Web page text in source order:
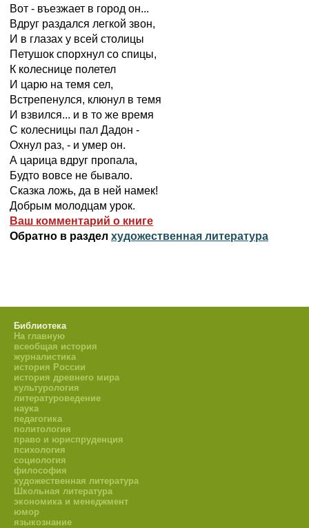
Вот - въезжает в город он...
Вдруг раздался легкой звон,
И в глазах у всей столицы
Петушок спорхнул со спицы,
К колеснице полетел
И царю на темя сел,
Встрепенулся, клюнул в темя
И взвился... и в то же время
С колесницы пал Дадон -
Охнул раз, - и умер он.
А царица вдруг пропала,
Будто вовсе не бывало.
Сказка ложь, да в ней намек!
Добрым молодцам урок.
Ваш комментарий о книге
Обратно в раздел художественная литература
Библиотека
На главную
всеобщая история
журналистика
история России
история древнего мира
культурология
литературоведение
наука
педагогика
политология
право и юриспруденция
психология
социология
философия
художественная литература
Школьная литература
экономика и менеджмент
юмор
языкознание